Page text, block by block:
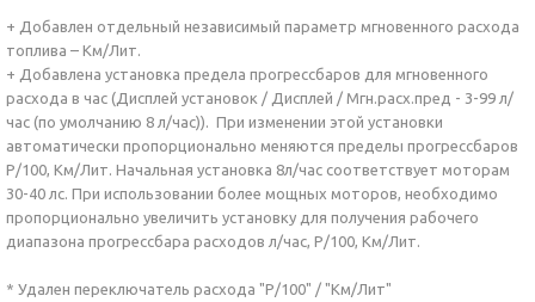
+ Добавлен отдельный независимый параметр мгновенного расхода
топлива – Км/Лит.
+ Добавлена установка предела прогрессбаров для мгновенного
расхода в час (Дисплей установок / Дисплей / Мгн.расх.пред - 3-99 л/
час (по умолчанию 8 л/час)). При изменении этой установки
автоматически пропорционально меняются пределы прогрессбаров
Р/100, Км/Лит. Начальная установка 8л/час соответствует моторам
30-40 лс. При использовании более мощных моторов, необходимо
пропорционально увеличить установку для получения рабочего
диапазона прогрессбара расходов л/час, Р/100, Км/Лит.
* Удален переключатель расхода "Р/100" / "Км/Лит"